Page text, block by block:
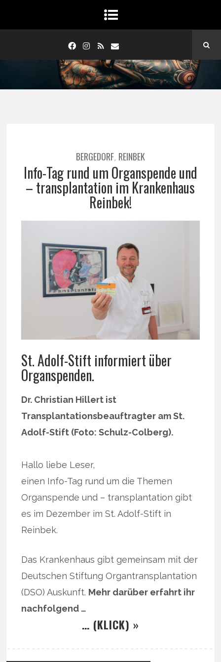
BERGEDORF, REINBEK
Info-Tag rund um Organspende und
– transplantation im Krankenhaus
Reinbek!
St. Adolf-Stift informiert über
Organspenden.
Dr. Christian Hillert ist
Transplantationsbeauftragter am St.
Adolf-Stift (Foto: Schulz-Colberg).
Hallo liebe Leser,
einen Info-Tag rund um die Themen
Organspende und – transplantation gibt
es im Dezember im St. Adolf-Stift in
Reinbek.
Das Krankenhaus gibt gemeinsam mit der
Deutschen Stiftung Organtransplantation
(DSO) Auskunft. Mehr darüber erfahrt ihr
nachfolgend …
… (KLICK) »